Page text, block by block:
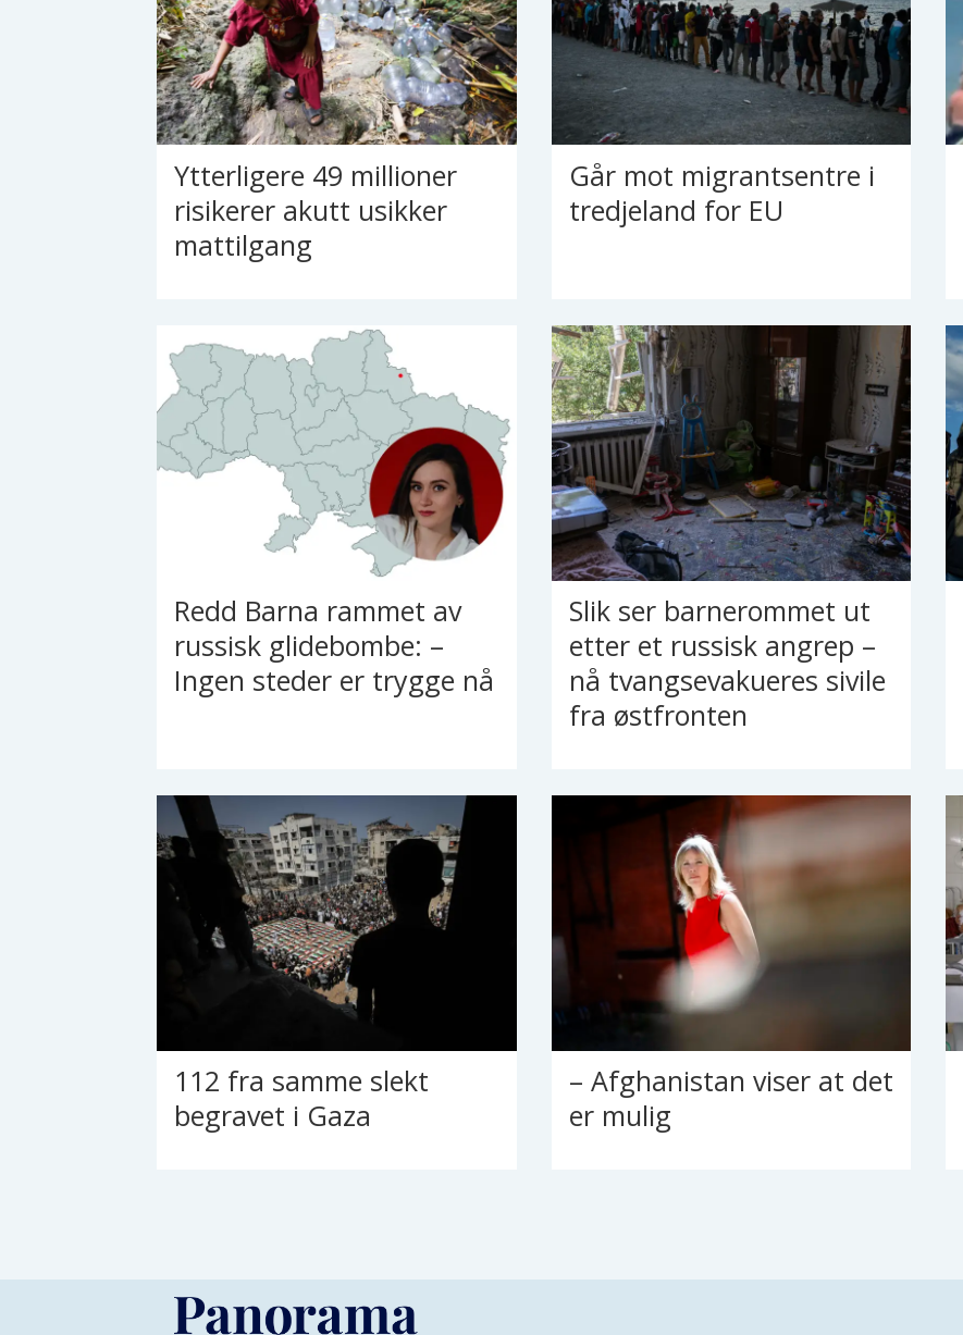
Ytterligere 49 millioner
risikerer akutt usikker
mattilgang
Går mot migrantsentre i
tredjeland for EU
Redd Barna rammet av
russisk glidebombe: –
Ingen steder er trygge nå
Slik ser barnerommet ut
etter et russisk angrep –
nå tvangsevakueres sivile
fra østfronten
112 fra samme slekt
begravet i Gaza
– Afghanistan viser at det
er mulig